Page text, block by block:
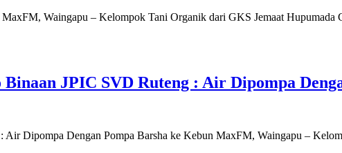
Waingapu – Kelompok Tani Organik dari GKS Jemaat Hupumada
JPIC SVD Ruteng : Air Dipompa
Dipompa Dengan Pompa Barsha ke Kebun MaxFM, Waingapu –